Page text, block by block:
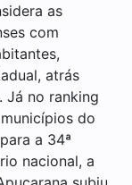
as
com
atrás
Já no ranking
do
a 34ª
nacional, a